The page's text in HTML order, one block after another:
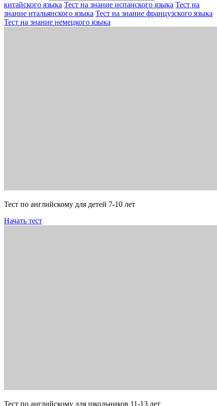
китайского языка Тест на знание испанского языка Тест на
знание итальянского языка Тест на знание французского языка
Тест на знание немецкого языка
Тест по английскому для детей 7-10 лет
Начать тест
Тест по английскому для школьников 11-13 лет